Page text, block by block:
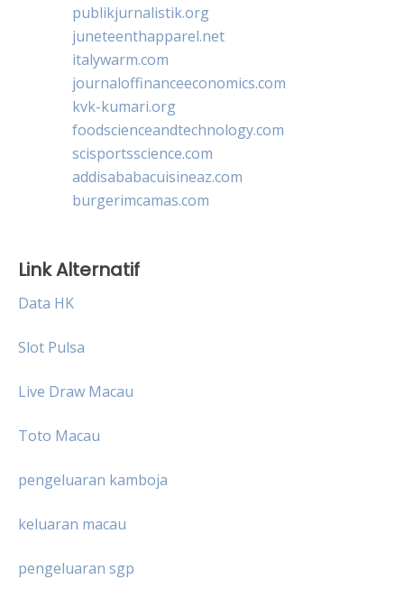
publikjurnalistik.org
juneteenthapparel.net
italywarm.com
journaloffinanceeconomics.com
kvk-kumari.org
foodscienceandtechnology.com
scisportsscience.com
addisababacuisineaz.com
burgerimcamas.com
Link Alternatif
Data HK
Slot Pulsa
Live Draw Macau
Toto Macau
pengeluaran kamboja
keluaran macau
pengeluaran sgp